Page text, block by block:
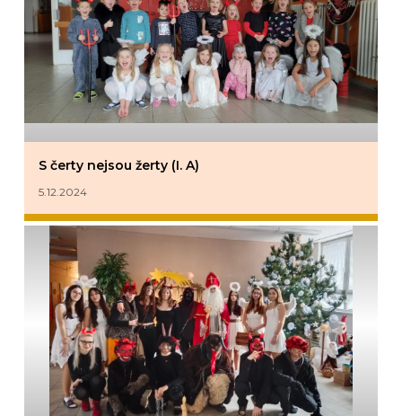
S čerty nejsou žerty (I. A)
5.12.2024